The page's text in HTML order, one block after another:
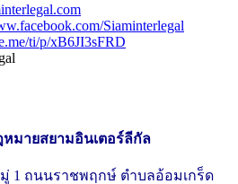
Siaminterlegal
ti/p/xB6JI3sFRD
มายสยามอินเตอร์ลีกัล
1 ถนนราชพฤกษ์ ตำบลอ้อมเกร็ด